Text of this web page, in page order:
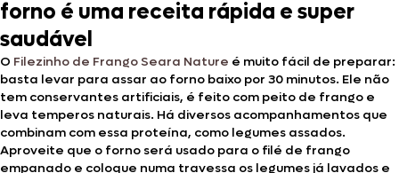
forno é uma receita rápida e super
saudável
O Filezinho de Frango Seara Nature é muito fácil de preparar:
basta levar para assar ao forno baixo por 30 minutos. Ele não
tem conservantes artificiais, é feito com peito de frango e
leva temperos naturais. Há diversos acompanhamentos que
combinam com essa proteína, como legumes assados.
Aproveite que o forno será usado para o filé de frango
empanado e coloque numa travessa os legumes já lavados e